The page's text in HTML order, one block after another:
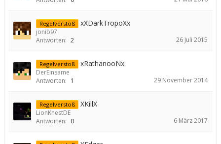
Regelverstoß xXDarkTropoXx
jonib97
Antworten: 2 26 Juli 2015
Regelverstoß xRathanooNx
DerEinsame
Antworten: 1 29 November 2014
Regelverstoß XKillX
LionKnestDE
Antworten: 0 6 März 2017